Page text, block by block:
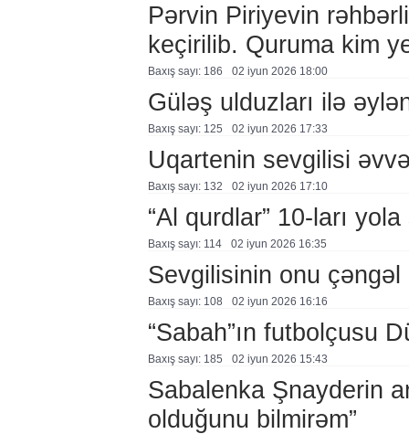
Pərvin Piriyevin
keçirilib. Quruma kim
Baxış sayı: 186 02 i̇yun 2026 18:00
Güləş ulduzları ilə
Baxış sayı: 125 02 i̇yun 2026 17:33
Uqartenin sevgilisi
Baxış sayı: 132 02 i̇yun 2026 17:10
“Al qurdlar” 10-ları yola
Baxış sayı: 114 02 i̇yun 2026 16:35
Sevgilisinin onu
Baxış sayı: 108 02 i̇yun 2026 16:16
“Sabah”ın futbolçusu
Baxış sayı: 185 02 i̇yun 2026 15:43
Sabalenka Şnayderin
olduğunu bilmirəm”